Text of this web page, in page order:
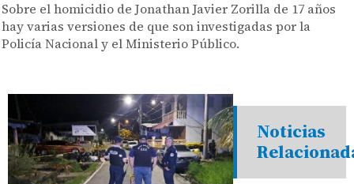
Sobre el homicidio de Jonathan Javier Zorilla de 17 años
hay varias versiones de que son investigadas por la
Policía Nacional y el Ministerio Público.
Noticias